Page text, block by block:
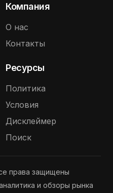
Компания
О нас
Контакты
Ресурсы
Политика
Условия
Дисклеймер
Поиск
права защищены
и обзоры рынка